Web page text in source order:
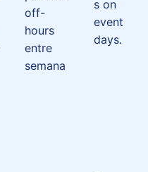
off-
hours
entre
semana
s on
event
days.